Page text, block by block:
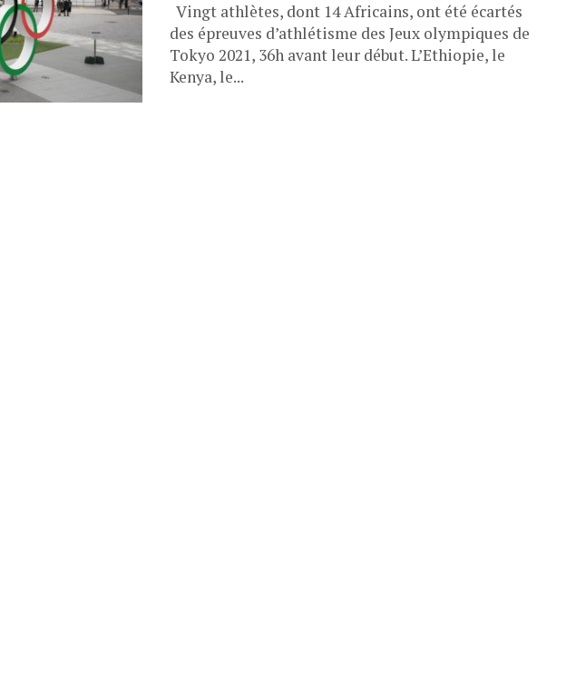
Vingt athlètes, dont 14 Africains, ont été écartés
des épreuves d’athlétisme des Jeux olympiques de
Tokyo 2021, 36h avant leur début. L’Ethiopie, le
Kenya, le...